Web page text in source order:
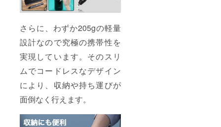
さらに、わずか205gの軽量
設計なので究極の携帯性を
実現しています。そのスリ
ムでコードレスなデザイン
により、収納や持ち運びが
面倒なく行えます。